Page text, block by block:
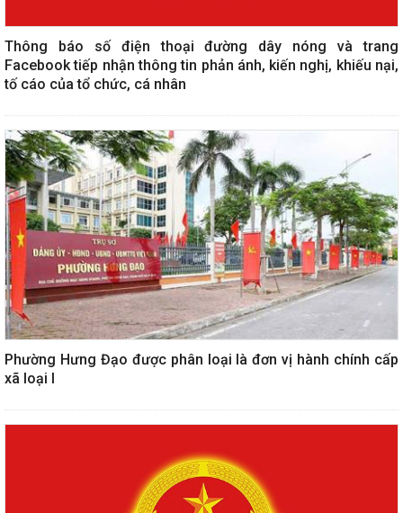
Thông báo số điện thoại đường dây nóng và trang
Facebook tiếp nhận thông tin phản ánh, kiến nghị, khiếu nại,
tố cáo của tổ chức, cá nhân
Phường Hưng Đạo được phân loại là đơn vị hành chính cấp
xã loại I